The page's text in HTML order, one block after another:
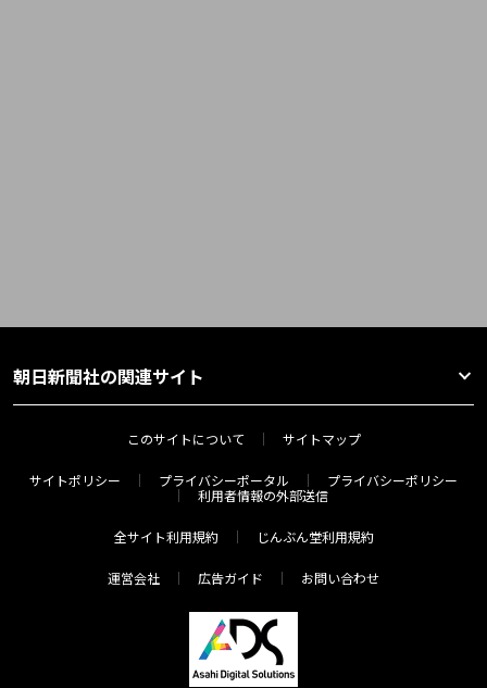
朝日新聞社の関連サイト
このサイトについて サイトマップ
サイトポリシー プライバシーポータル
プライバシーポリシー
利用者情報の外部送信
全サイト利用規約 じんぶん堂利用規約
運営会社 広告ガイド お問い合わせ